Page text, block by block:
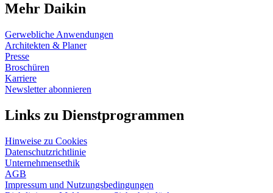
Mehr Daikin
Gerwebliche Anwendungen
Architekten & Planer
Presse
Broschüren
Karriere
Newsletter abonnieren
Links zu Dienstprogrammen
Hinweise zu Cookies
Datenschutzrichtlinie
Unternehmensethik
AGB
Impressum und Nutzungsbedingungen